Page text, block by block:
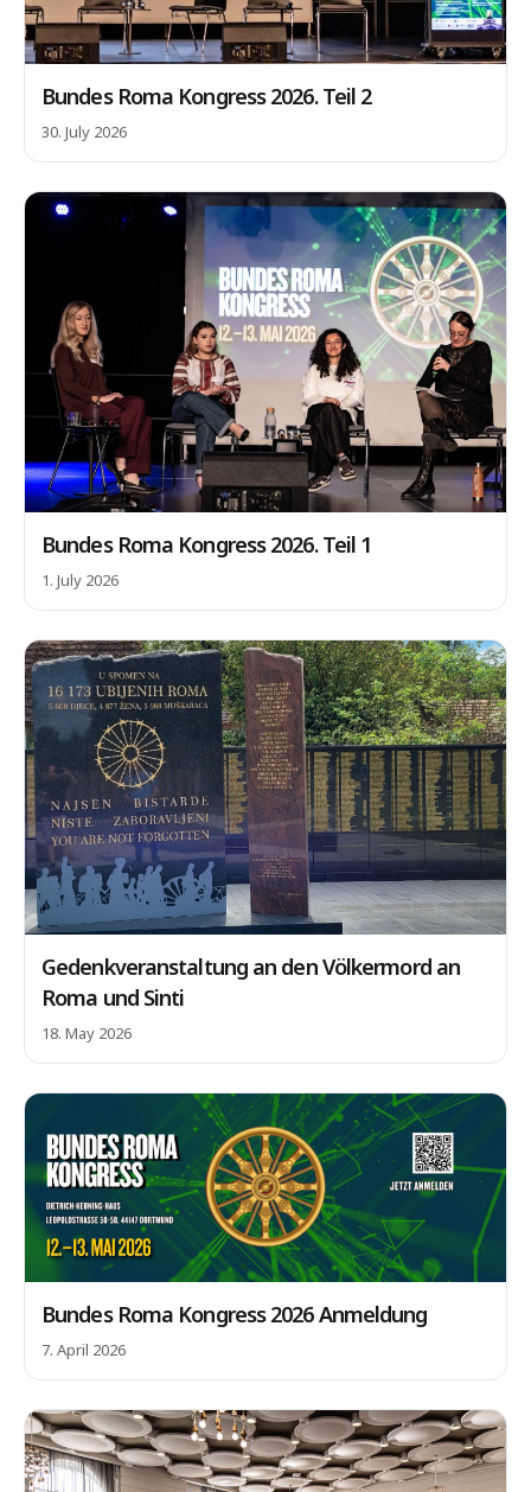
Bundes Roma Kongress 2026. Teil 2
30. July 2026
Bundes Roma Kongress 2026. Teil 1
1. July 2026
Gedenkveranstaltung an den Völkermord an
Roma und Sinti
18. May 2026
Bundes Roma Kongress 2026 Anmeldung
7. April 2026